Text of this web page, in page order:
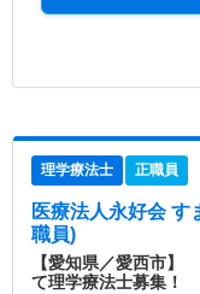
理学療法士 正職員
医療法人永好会 す
職員)
【愛知県／愛西市】
て理学療法士募集！